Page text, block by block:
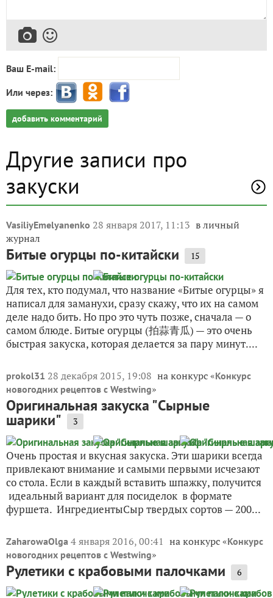
Ваш E-mail:
Или через:
добавить комментарий
Другие записи про
закуски
VasiliyEmelyanenko 28 января 2017, 11:13 в личный
журнал
Битые огурцы по-китайски 15
Для тех, кто подумал, что название «Битые огурцы» я
написал для заманухи, сразу скажу, что их на самом
деле надо бить. Но про это чуть позже, сначала — о
самом блюде. Битые огурцы (拍蒜青瓜) — это очень
быстрая закуска, которая делается за пару минут....
prokol31 28 декабря 2015, 19:08 на конкурс «Конкурс
новогодних рецептов с Westwing»
Оригинальная закуска "Сырные
шарики" 3
Очень простая и вкусная закуска. Эти шарики всегда
привлекают внимание и самыми первыми исчезают
со стола. Если в каждый вставить шпажку, получится
идеальный вариант для посиделок в формате
фуршета. ИнгредиентыСыр твердых сортов — 200...
ZaharowaOlga 4 января 2016, 00:41 на конкурс «Конкурс
новогодних рецептов с Westwing»
Рулетики с крабовыми палочками 6